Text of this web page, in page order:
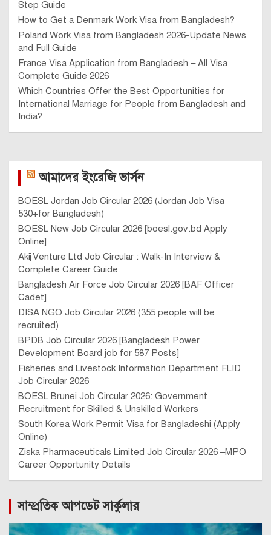
Step Guide
How to Get a Denmark Work Visa from Bangladesh?
Poland Work Visa from Bangladesh 2026-Update News
and Full Guide
France Visa Application from Bangladesh – All Visa
Complete Guide 2026
Which Countries Offer the Best Opportunities for
International Marriage for People from Bangladesh and
India?
আমাদের ইংরেজি ভার্সন
BOESL Jordan Job Circular 2026 (Jordan Job Visa
530+for Bangladesh)
BOESL New Job Circular 2026 [boesl.gov.bd Apply
Online]
Akij Venture Ltd Job Circular : Walk-In Interview &
Complete Career Guide
Bangladesh Air Force Job Circular 2026 [BAF Officer
Cadet]
DISA NGO Job Circular 2026 (355 people will be
recruited)
BPDB Job Circular 2026 [Bangladesh Power
Development Board job for 587 Posts]
Fisheries and Livestock Information Department FLID
Job Circular 2026
BOESL Brunei Job Circular 2026: Government
Recruitment for Skilled & Unskilled Workers
South Korea Work Permit Visa for Bangladeshi (Apply
Online)
Ziska Pharmaceuticals Limited Job Circular 2026 –MPO
Career Opportunity Details
সাম্প্রতিক আপডেট সার্কুলার